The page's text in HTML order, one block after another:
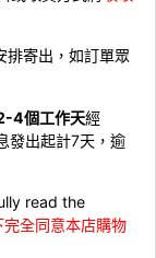
排寄出，如訂單眾
4個工作天經
發出起計7天，逾
read the
全同意本店購物